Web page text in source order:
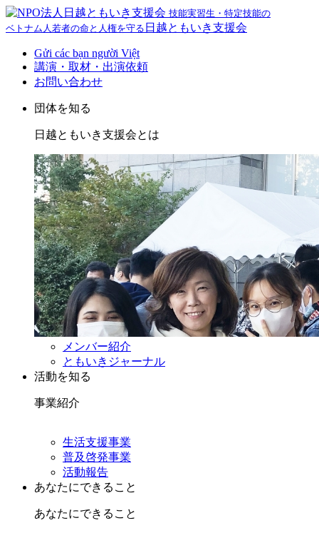
技能実習生・特定技能の
ベトナム人若者の命と人権を守る 日越ともいき支援会
Gửi các bạn người Việt
講演・取材・出演依頼
お問い合わせ
団体を知る
日越ともいき支援会とは
メンバー紹介
ともいきジャーナル
活動を知る
事業紹介
生活支援事業
普及啓発事業
活動報告
あなたにできること
あなたにできること